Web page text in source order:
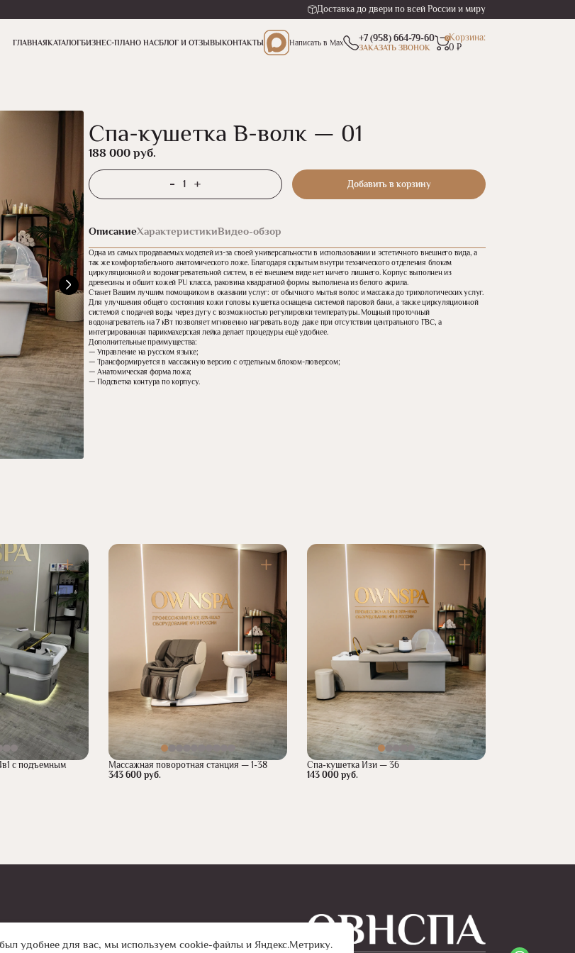
Доставка до двери по всей России и миру
ГЛАВНАЯКАТАЛОГБИЗНЕС-ПЛАНО НАСБЛОГ И ОТЗЫВЫКОНТАКТЫ Написатьв Max +7 (958) 664-79-60
ЗАКАЗАТЬ ЗВОНОК
0Корзина:
0 ₽
Спа-кушетка В-волк — 01
188 000 руб.
Количество
товара
В-
волк
-
Добавить в корзину
ОписаниеХарактеристикиВидео-обзор
Одна из самых продаваемых моделей из-за своей универсальности в использовании и эстетичного внешнего вида, а
так же комфортабельного анатомического ложе. Благодаря скрытым внутри технического отделения блокам
циркуляционной и водонагревательной систем, в её внешнем виде нет ничего лишнего. Корпус выполнен из
древесины и обшит кожей PU класса, раковина квадратной формы выполнена из белого акрила.
Станет Вашим лучшим помощником в оказании услуг: от обычного мытья волос и массажа до трихологических услуг.
Для улучшения общего состояния кожи головы кушетка оснащена системой паровой бани, а также циркуляционной
системой с подачей воды через дугу с возможностью регулировки температуры. Мощный проточный
водонагреватель на 7 кВт позволяет мгновенно нагревать воду даже при отсутствии центрального ГВС, а
интегрированная парикмахерская лейка делает процедуры ещё удобнее.
Дополнительные преимущества:
— Управление на русском языке;
— Трансформируется в массажную версию с отдельным блоком-люверсом;
— Анатомическая форма ложа;
— Подсветка контура по корпусу.
с подъемным
Массажная поворотная станция — 1-38
343 600 руб.
Спа-кушетка Изи — 36
143 000 руб.
удобнее для вас, мы используем cookie-файлы и Яндекс.Метрику.